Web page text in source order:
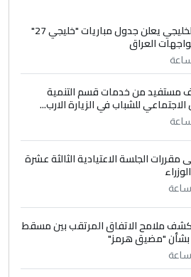
الاتحاد الخليجي يعلن جدول مباريات "خليجي 27"
العراق
الف مستفيد من خدمات قسم التنمية
الاجتماعي للشباب في الزيارة الارب...
مقررات الجلسة الاعتيادية الثالثة عشرة
ملامح الاتفاق المرتقب بين مسقط
"مضيق هرمز"